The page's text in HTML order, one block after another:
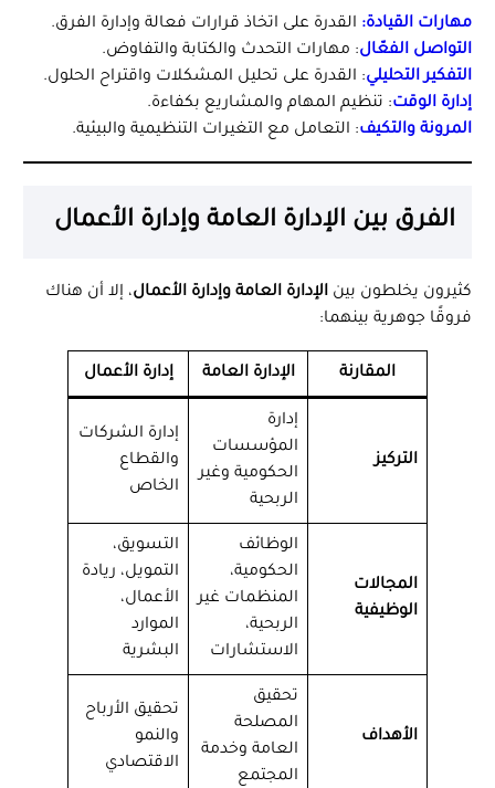
مهارات القيادة: القدرة على اتخاذ قرارات فعالة وإدارة الفرق.
التواصل الفعّال: مهارات التحدث والكتابة والتفاوض.
التفكير التحليلي: القدرة على تحليل المشكلات واقتراح الحلول.
إدارة الوقت: تنظيم المهام والمشاريع بكفاءة.
المرونة والتكيف: التعامل مع التغيرات التنظيمية والبيئية.
الفرق بين الإدارة العامة وإدارة الأعمال
كثيرون يخلطون بين الإدارة العامة وإدارة الأعمال، إلا أن هناك
فروقًا جوهرية بينهما:
المقارنة الإدارة العامة إدارة الأعمال
التركيز
إدارة
المؤسسات
الحكومية وغير
الربحية
إدارة الشركات
والقطاع
الخاص
المجالات
الوظيفية
الوظائف
الحكومية،
المنظمات غير
الربحية،
الاستشارات
التسويق،
التمويل، ريادة
الأعمال،
الموارد
البشرية
الأهداف
تحقيق
المصلحة
العامة وخدمة
المجتمع
تحقيق الأرباح
والنمو
الاقتصادي